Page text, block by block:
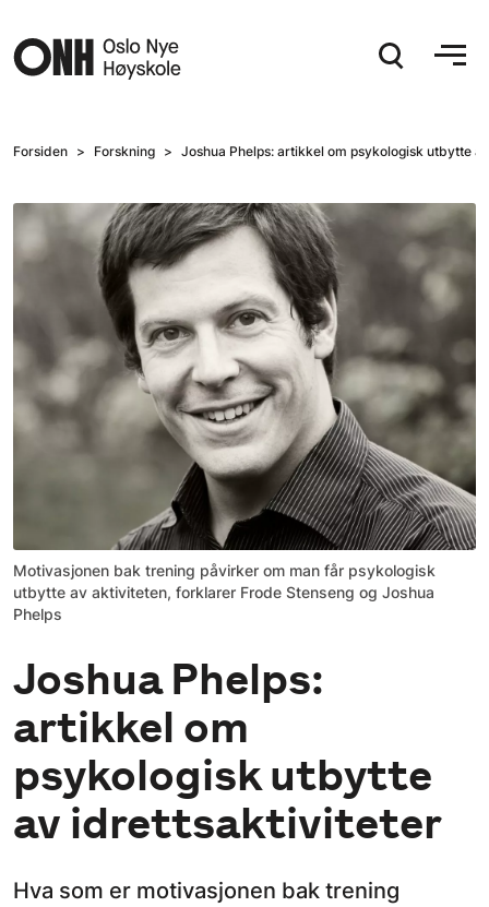
Forsiden Forskning Joshua Phelps: artikkel om psykologisk utbytte
Motivasjonen bak trening påvirker om man får psykologisk
utbytte av aktiviteten, forklarer Frode Stenseng og Joshua
Phelps
Joshua Phelps:
artikkel om
psykologisk utbytte
av idrettsaktiviteter
Hva som er motivasjonen bak trening